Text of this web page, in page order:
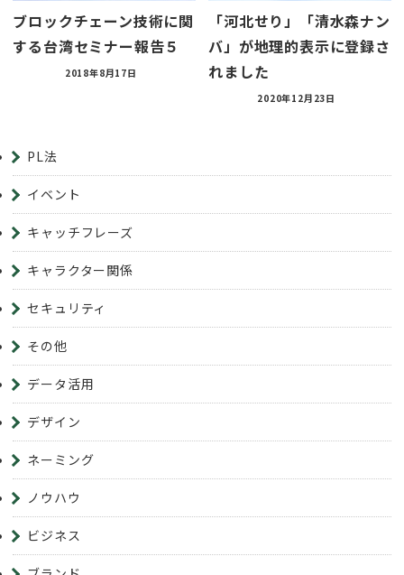
ブロックチェーン技術に関
する台湾セミナー報告５
2018年8月17日
「河北せり」「清水森ナン
バ」が地理的表示に登録さ
れました
2020年12月23日
PL法
イベント
キャッチフレーズ
キャラクター関係
セキュリティ
その他
データ活用
デザイン
ネーミング
ノウハウ
ビジネス